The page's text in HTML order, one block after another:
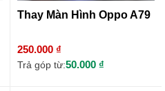
Thay Màn Hình Oppo A79
250.000 ₫
Trả góp từ:50.000 ₫